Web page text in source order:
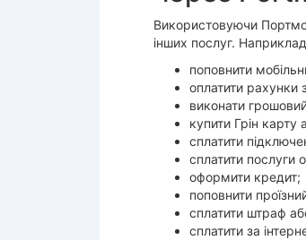
Використовуючи
інших послуг.
поповнити
оплатити рахунки
виконати
купити Грін
сплатити
сплатити послуги
оформити кредит;
поповнити
сплатити штраф
сплатити за